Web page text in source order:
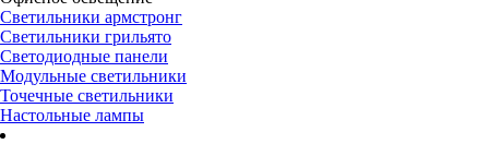
Светильники армстронг
Светильники грильято
Светодиодные панели
Модульные светильники
Точечные светильники
Настольные лампы